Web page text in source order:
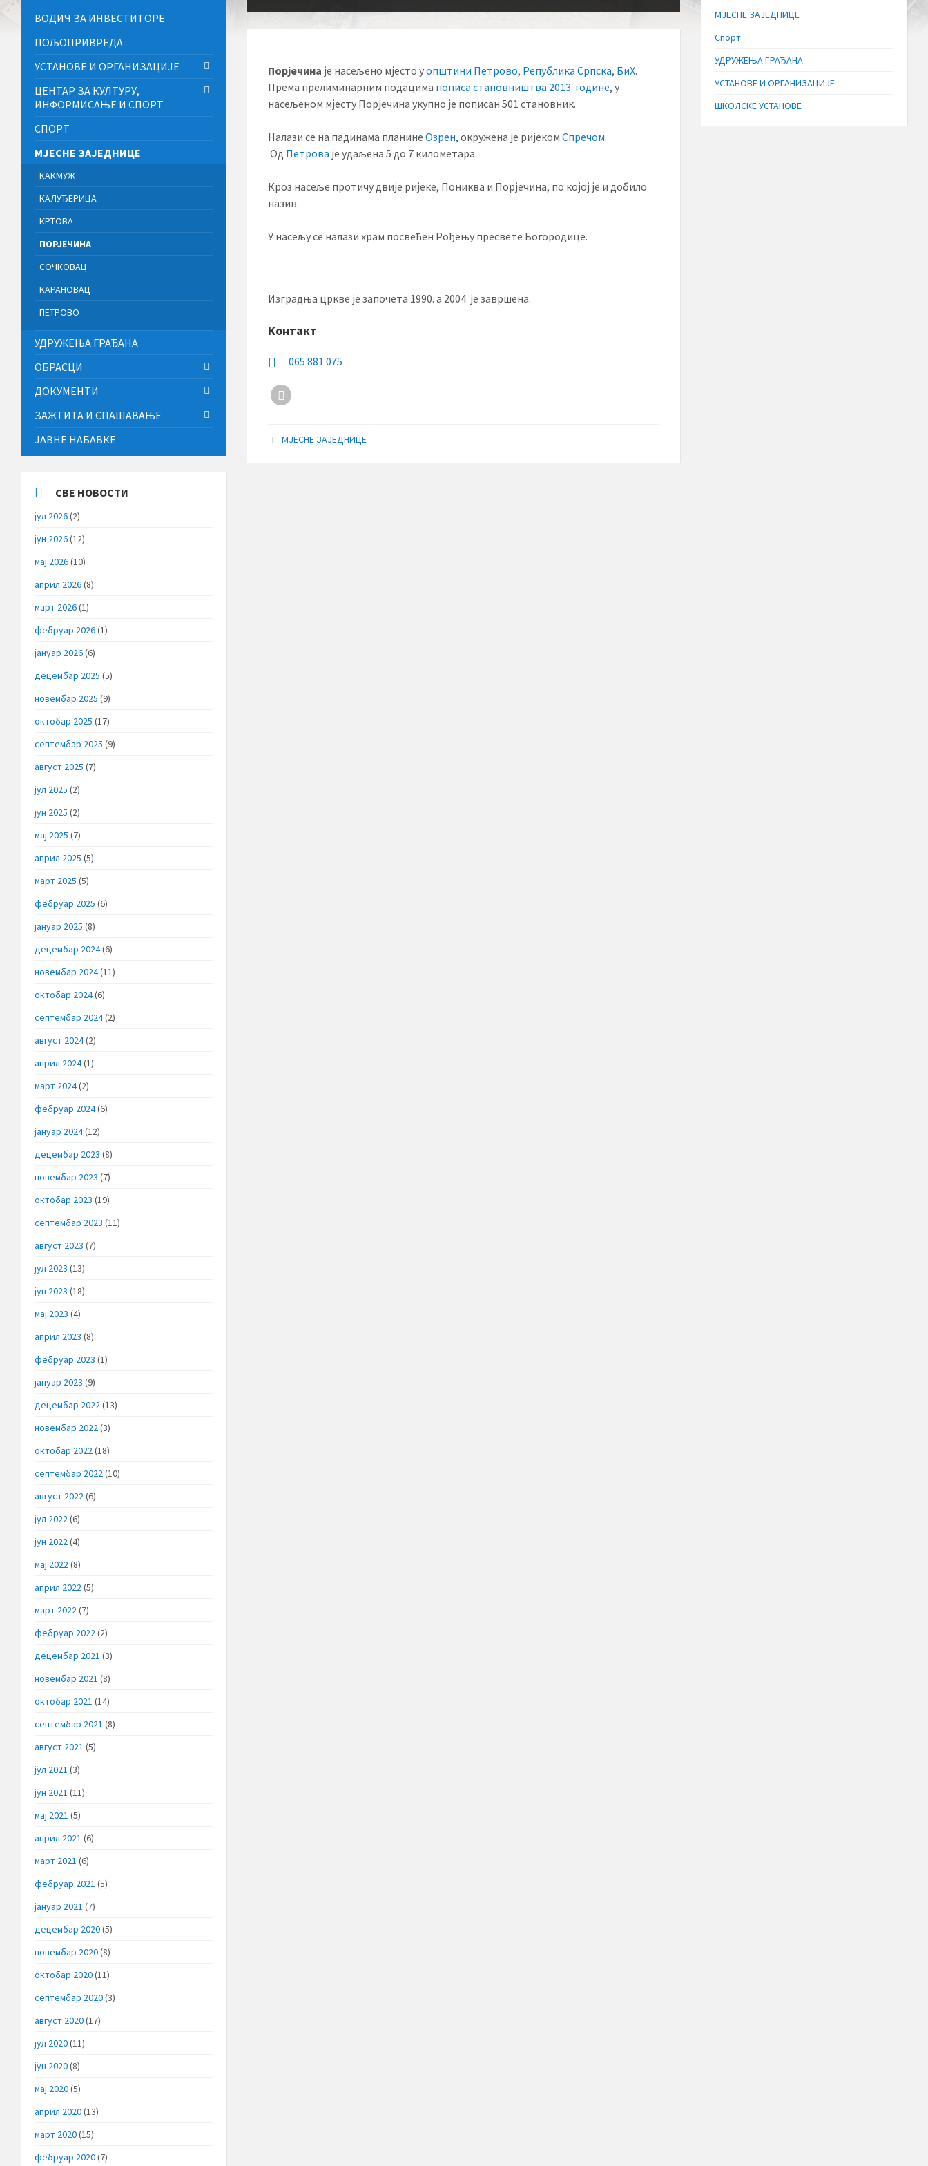
Порјечина је насељено мјесто уопштини Петрово, Република Српска, БиХ.
Према прелиминарним подацима пописа становништва 2013. године, у
насељеном мјесту Порјечина укупно је пописан 501 становник.
Налази се на падинама планинеОзрен, окружена је ријекомСпречом.
Од Петрова је удаљена 5 до 7 километара.
Кроз насеље протичу двије ријеке, Пониква и Порјечина, по којој је и добило
назив.
У насељу се налази храм посвећен Рођењу пресвете Богородице.
Изградња цркве је започета 1990. а 2004. је завршена.
Контакт
065 881 075
Фацебоок
МЈЕСНЕ ЗАЈЕДНИЦЕ
ВОДИЧ ЗА ИНВЕСТИТОРЕ
ПОЉОПРИВРЕДА
УСТАНОВЕ И ОРГАНИЗАЦИЈЕ
ЦЕНТАР ЗА КУЛТУРУ,
ИНФОРМИСАЊЕ И СПОРТ
СПОРТ
МЈЕСНЕ ЗАЈЕДНИЦЕ
КАКМУЖ
КАЛУЂЕРИЦА
КРТОВА
ПОРЈЕЧИНА
СОЧКОВАЦ
КАРАНОВАЦ
ПЕТРОВО
УДРУЖЕЊА ГРАЂАНА
ОБРАСЦИ
ДОКУМЕНТИ
ЗАЖТИТА И СПАШАВАЊЕ
ЈАВНЕ НАБАВКЕ
СВЕ НОВОСТИ
јул 2026(2)
јун 2026(12)
мај 2026(10)
април 2026(8)
март 2026(1)
фебруар 2026(1)
јануар 2026(6)
децембар 2025 (5)
новембар 2025 (9)
октобар 2025 (17)
септембар 2025 (9)
август 2025 (7)
јул 2025 (2)
јун 2025 (2)
мај 2025 (7)
април 2025 (5)
март 2025 (5)
фебруар 2025 (6)
јануар 2025 (8)
децембар 2024(6)
новембар 2024(11)
октобар 2024(6)
септембар 2024(2)
август 2024(2)
април 2024(1)
март 2024(2)
фебруар 2024(6)
јануар 2024(12)
децембар 2023 (8)
новембар 2023 (7)
октобар 2023 (19)
септембар 2023 (11)
август 2023 (7)
јул 2023 (13)
јун 2023 (18)
мај 2023 (4)
април 2023 (8)
фебруар 2023 (1)
јануар 2023 (9)
децембар 2022(13)
новембар 2022(3)
октобар 2022(18)
септембар 2022(10)
август 2022(6)
јул 2022(6)
јун 2022(4)
мај 2022(8)
април 2022(5)
март 2022(7)
фебруар 2022(2)
децембар 2021 (3)
новембар 2021 (8)
октобар 2021 (14)
септембар 2021 (8)
август 2021 (5)
јул 2021 (3)
јун 2021 (11)
мај 2021 (5)
април 2021 (6)
март 2021 (6)
фебруар 2021 (5)
јануар 2021 (7)
децембар 2020(5)
новембар 2020(8)
октобар 2020(11)
септембар 2020(3)
август 2020(17)
јул 2020(11)
јун 2020(8)
мај 2020(5)
април 2020(13)
март 2020(15)
фебруар 2020(7)
МЈЕСНЕ ЗАЈЕДНИЦЕ
Спорт
УДРУЖЕЊА ГРАЂАНА
УСТАНОВЕ И ОРГАНИЗАЦИЈЕ
ШКОЛСКЕ УСТАНОВЕ